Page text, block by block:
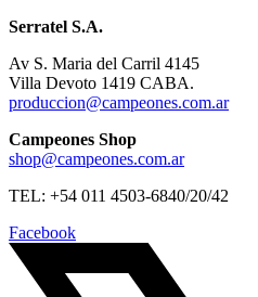
Serratel S.A.
Av S. Maria del Carril 4145
Villa Devoto 1419 CABA.
produccion@campeones.com.ar
Campeones Shop
shop@campeones.com.ar
TEL: +54 011 4503-6840/20/42
Facebook